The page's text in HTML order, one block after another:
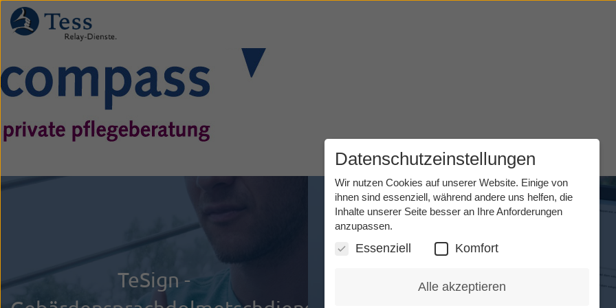
Direkt
zum
Inhalt
TeSign -
TeScript -
Datenschutzeinstellungen
Wir nutzen Cookies auf unserer Website. Einige von
ihnen sind essenziell, während andere uns helfen, die
Inhalte unserer Seite besser an Ihre Anforderungen
anzupassen.
Essenziell Komfort
Alle akzeptieren